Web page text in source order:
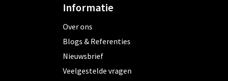
Informatie
Over ons
Blogs & Referenties
Nieuwsbrief
Veelgestelde vragen